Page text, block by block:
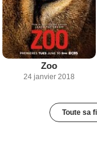
Zoo
24 janvier 2018
Toute sa